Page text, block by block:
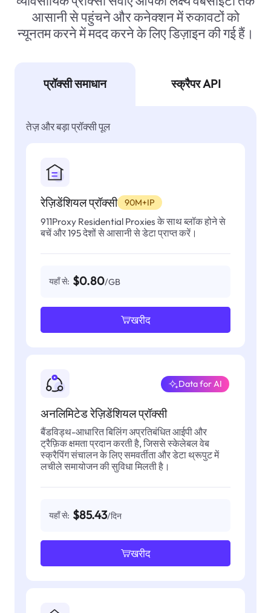
आसानी से पहुंचने और कनेक्शन में रुकावटों को
न्यूनतम करने में मदद करने के लिए डिज़ाइन की गई हैं।
प्रॉक्सी समाधान स्क्रैपर API
तेज़ और बड़ा प्रॉक्सी पूल
रेज़िडेंशियल प्रॉक्सी 90M+IP
911Proxy Residential Proxies के साथ ब्लॉक होने से
बचें और 195 देशों से आसानी से डेटा प्राप्त करें।
यहाँ से: $0.80/GB
खरीद
अनलिमिटेड रेज़िडेंशियल प्रॉक्सी
Data for AI
बैंडविड्थ-आधारित बिलिंग अप्रतिबंधित आईपी और
ट्रैफ़िक क्षमता प्रदान करती है, जिससे स्केलेबल वेब
स्क्रैपिंग संचालन के लिए समवर्तीता और डेटा थ्रूपुट में
लचीले समायोजन की सुविधा मिलती है।
यहाँ से: $85.43/दिन
खरीद